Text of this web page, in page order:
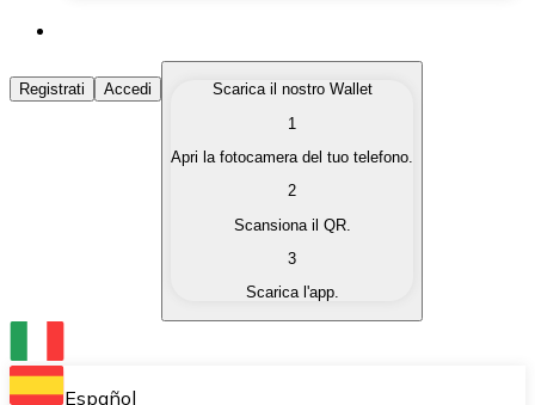
Acquista Criptovalute
Acquista le criptovalute che ti interessano in modo
Converti le tue criptovalute in valuta fiat quando ne
Scambia una criptovaluta con un'altra
Conserva le tue cripto in un Wallet self-custodial.
Registrati Accedi
Scarica il nostro Wallet
1
Apri la fotocamera del tuo telefono.
2
Scansiona il QR.
3
Scarica l'app.
Español